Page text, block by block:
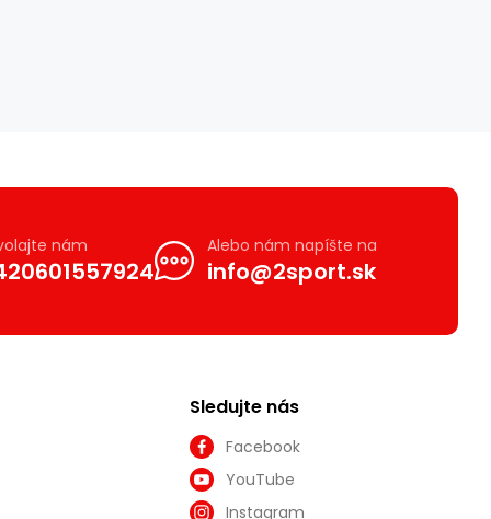
nám Alebo nám napíšte na
info@2sport.sk
Sledujte nás
Facebook
YouTube
Instagram